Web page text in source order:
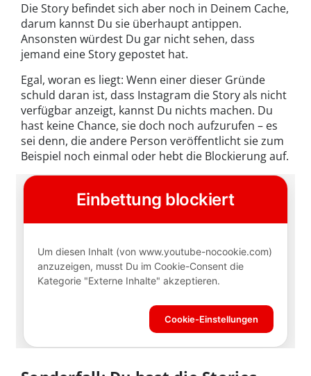
Die Story befindet sich aber noch in Deinem Cache,
darum kannst Du sie überhaupt antippen.
Ansonsten würdest Du gar nicht sehen, dass
jemand eine Story gepostet hat.
Egal, woran es liegt: Wenn einer dieser Gründe
schuld daran ist, dass Instagram die Story als nicht
verfügbar anzeigt, kannst Du nichts machen. Du
hast keine Chance, sie doch noch aufzurufen – es
sei denn, die andere Person veröffentlicht sie zum
Beispiel noch einmal oder hebt die Blockierung auf.